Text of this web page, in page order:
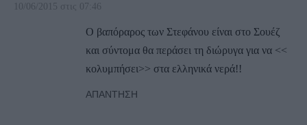
10/06/2015 στις 07:46
Ο βαπόραρος των Στεφάνου είναι στο Σουέζ
και σύντομα θα περάσει τη διώρυγα για να <<
κολυμπήσει>> στα ελληνικά νερά!!
ΑΠΆΝΤΗΣΗ